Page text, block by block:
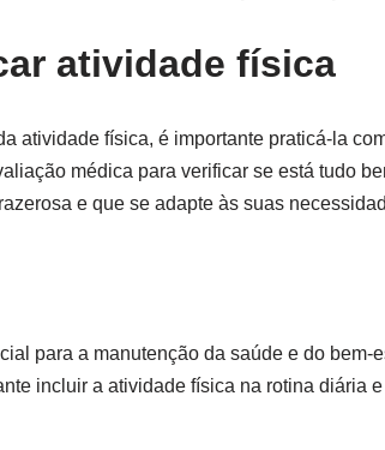
atividade física
atividade física, é importante praticá-la
médica para verificar se está tudo
e que se adapte às suas
para a manutenção da saúde e do
incluir a atividade física na rotina diária